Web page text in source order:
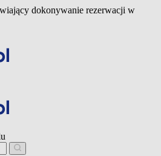
dokonywanie rezerwacji w